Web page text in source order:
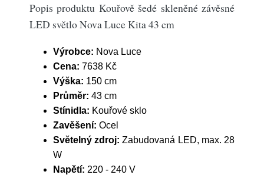
Popis produktu Kouřově šedé skleněné závěsné
LED světlo Nova Luce Kita 43 cm
Výrobce: Nova Luce
Cena: 7638 Kč
Výška: 150 cm
Průměr: 43 cm
Stínidla: Kouřové sklo
Zavěšení: Ocel
Světelný zdroj:Zabudovaná LED, max. 28
W
Napětí: 220 - 240 V